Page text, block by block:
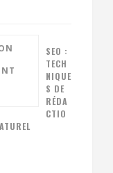
SEO :
TECH
NIQUE
S DE
RÉDA
CTIO